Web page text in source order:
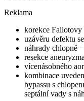
Reklama
korekce Fallotovy
uzávěru defektu
náhrady chlopně
resekce
vícenásobného
kombinace
bypassu s
septální vady s